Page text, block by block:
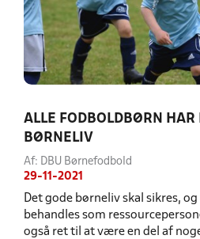
ALLE FODBOLDBØRN HAR
BØRNELIV
Af: DBU Børnefodbold
29-11-2021
Det gode børneliv skal sikres,
behandles som
også ret til at være en del af